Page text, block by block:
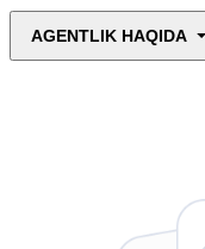
AGENTLIK HAQIDA